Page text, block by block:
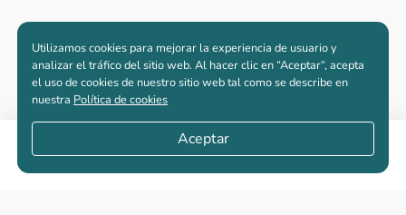
Compartir
Apartamentos nuevos
Utilizamos cookies para mejorar la experiencia de usuario y
analizar el tráfico del sitio web. Al hacer clic en “Aceptar“, acepta
el uso de cookies de nuestro sitio web tal como se describe en
nuestra Política de cookies
Aceptar